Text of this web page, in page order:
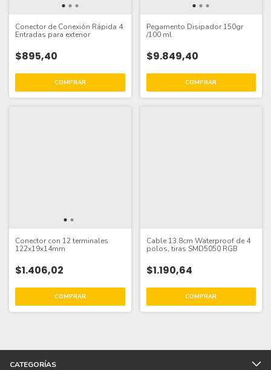
Conector de Conexión Rápida 4
Entradas para exterior
$895,40
Pegamento Disipador 150gr
/100 ml
$9.849,40
Conector con 12 terminales
122x19x14mm
$1.406,02
Cable 13.8cm Waterproof de 4
polos, tiras SMD5050 RGB
$1.190,64
CATEGORÍAS